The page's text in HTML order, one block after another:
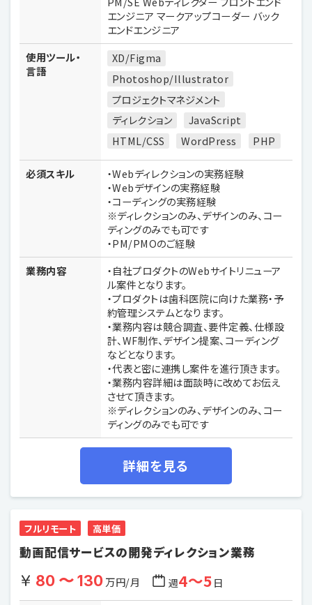
エンジニア マークアップコーダー バック
エンドエンジニア
使用ツール・
言語
XD/Figma
Photoshop/Illustrator
プロジェクトマネジメント
ディレクション
JavaScript
HTML/CSS
WordPress PHP
必須スキル
・Webディレクションの実務経験
・Webデザインの実務経験
・コーディングの実務経験
※ディレクションのみ、デザインのみ、コー
ディングのみでも可です
・PM/PMOのご経験
業務内容
・自社プロダクトのWebサイトリニューア
ル案件となります。
・プロダクトは歯科医院に向けた業務・予
約管理システムとなります。
・業務内容は競合調査、要件定義、仕様設
計、WF制作、デザイン提案、コーディング
などとなります。
・代表と密に連携し案件を進行頂きます。
・業務内容詳細は面談時に改めてお伝え
させて頂きます。
※ディレクションのみ、デザインのみ、コー
ディングのみでも可です
詳細を見る
フルリモート 高単価
動画配信サービスの開発ディレクション業務
80 〜 130万円/月 週4〜5日